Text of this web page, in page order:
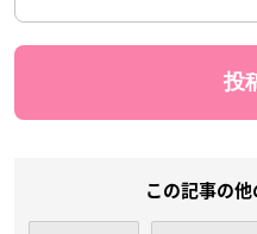
この記事の他